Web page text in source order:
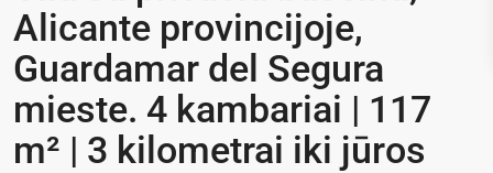
Alicante provincijoje,
Guardamar del Segura
mieste. 4 kambariai | 117
m² | 3 kilometrai iki jūros